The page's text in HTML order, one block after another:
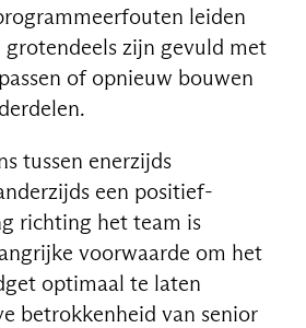
leiden
zijn gevuld met
of opnieuw bouwen
tussen enerzijds
een positief-
richting het team is
voorwaarde om het
optimaal te laten
betrokkenheid van senior